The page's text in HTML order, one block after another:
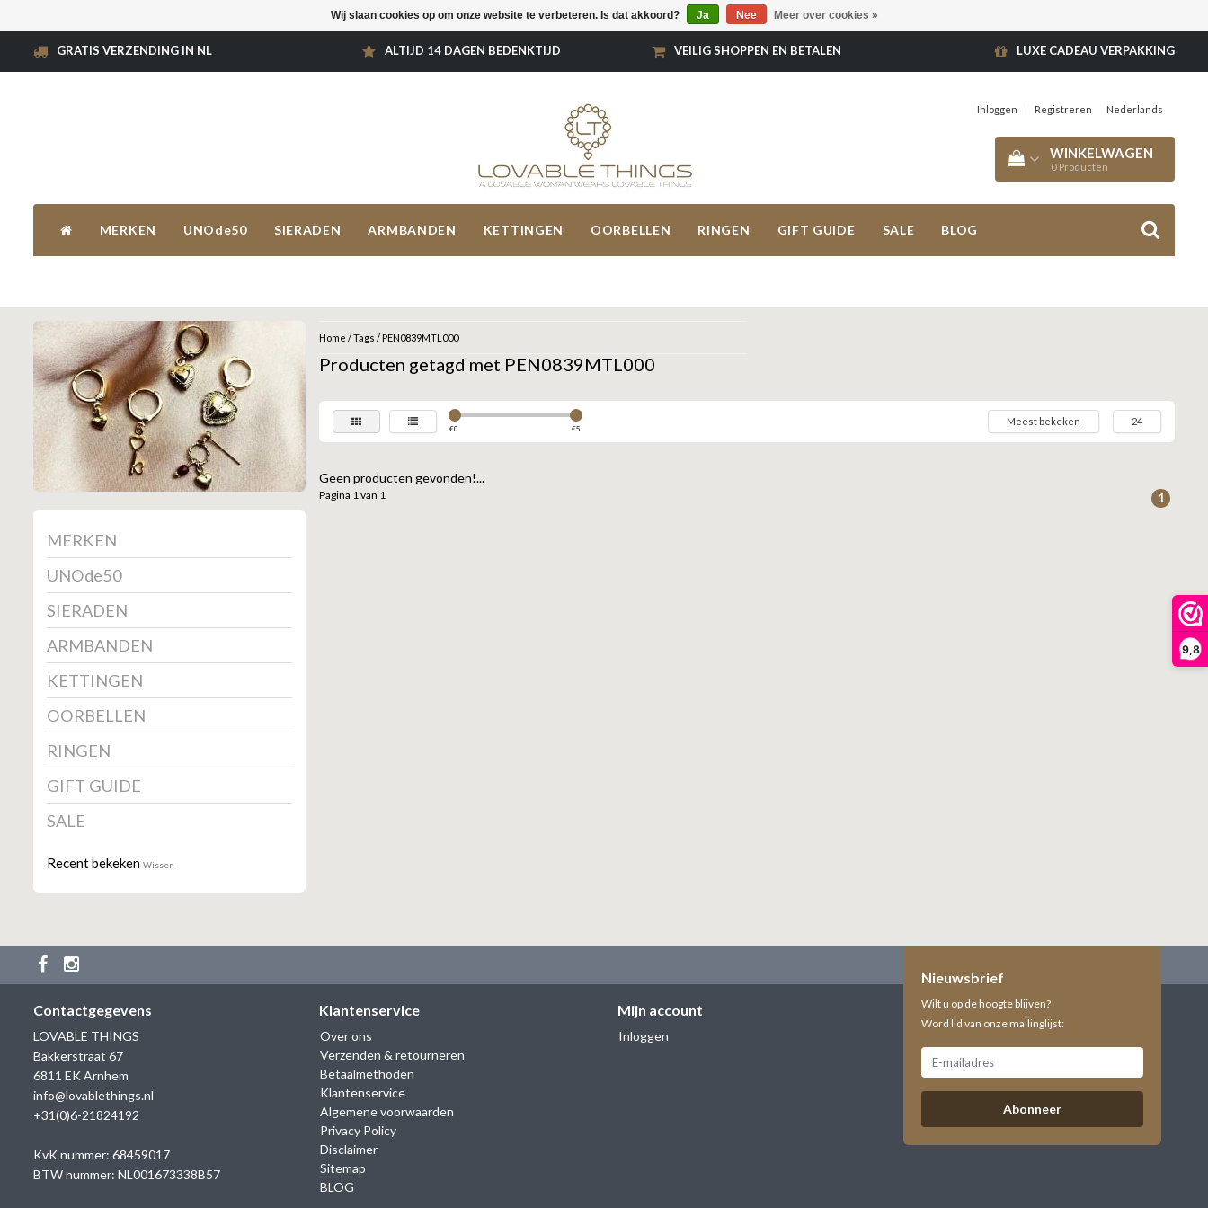
9,8
GRATIS VERZENDING IN NL ALTIJD 14 DAGEN BEDENKTIJD VEILIG SHOPPEN EN BETALEN LUXE CADEAU VERPAKKING
Inloggen | Registreren Nederlands
WINKELWAGEN
0 Producten
MERKEN UNOde50 SIERADEN ARMBANDEN KETTINGEN OORBELLEN RINGEN GIFT GUIDE SALE BLOG
MERKEN
UNOde50
SIERADEN
ARMBANDEN
KETTINGEN
OORBELLEN
RINGEN
GIFT GUIDE
SALE
Recent bekeken Wissen
Home /Tags / PEN0839MTL000
Producten getagd met PEN0839MTL000
€0 €5
Meest bekeken 24
Geen producten gevonden!...
Pagina 1 van 1 1
Contactgegevens
LOVABLE THINGS
Bakkerstraat 67
6811 EK Arnhem
info@lovablethings.nl
+31(0)6-21824192
KvK nummer: 68459017
BTW nummer: NL001673338B57
Klantenservice
Over ons
Verzenden & retourneren
Betaalmethoden
Klantenservice
Algemene voorwaarden
Privacy Policy
Disclaimer
Sitemap
BLOG
Mijn account
Inloggen
Nieuwsbrief
Wilt u op de hoogte blijven?
Word lid van onze mailinglijst:
Abonneer
Wij slaan cookies op om onze website te verbeteren. Is dat akkoord? Ja Nee Meer over cookies »